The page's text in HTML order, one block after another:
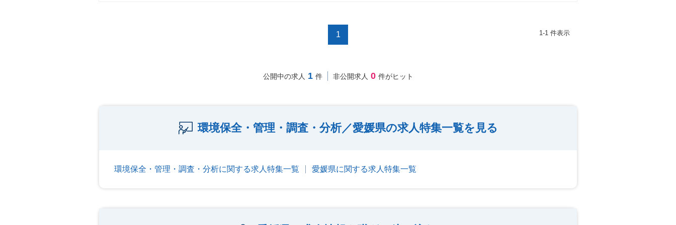
1 1-1 件表示
公開中の求人 1 件 非公開求人 0 件がヒット
環境保全・管理・調査・分析／愛媛県の求人特集一覧を見る
環境保全・管理・調査・分析に関する求人特集一覧 愛媛県に関する求人特集一覧